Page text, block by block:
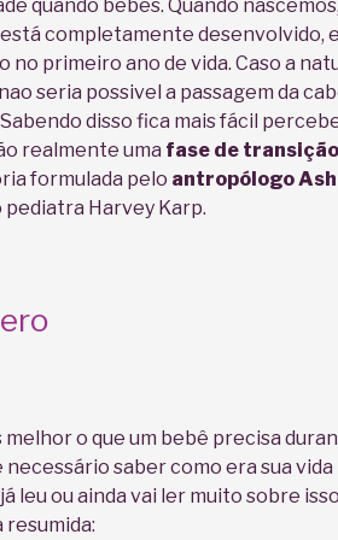
quando bebês. Quando
completamente desenvolvido,
no primeiro ano de vida. Caso a
seria possivel a passagem da
disso fica mais fácil
realmente uma fase de transição
formulada pelo antropólogo
pediatra Harvey Karp.
o que um bebê precisa
necessário saber como era sua
leu ou ainda vai ler muito sobre
resumida: